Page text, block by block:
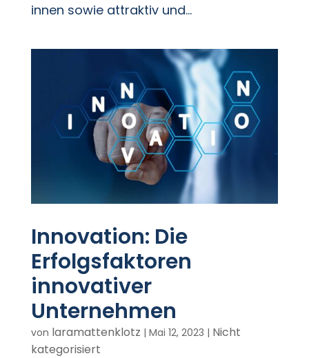
innen sowie attraktiv und...
Innovation: Die
Erfolgsfaktoren
innovativer
Unternehmen
von laramattenklotz | Mai 12, 2023 | Nicht
kategorisiert